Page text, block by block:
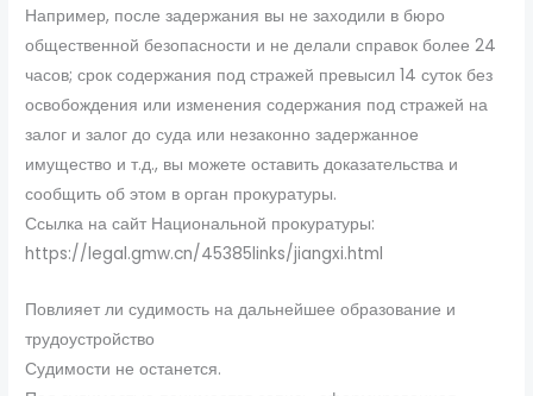
Например, после задержания вы не заходили в бюро
общественной безопасности и не делали справок более 24
часов; срок содержания под стражей превысил 14 суток без
освобождения или изменения содержания под стражей на
залог и залог до суда или незаконно задержанное
имущество и т.д., вы можете оставить доказательства и
сообщить об этом в орган прокуратуры.
Ссылка на сайт Национальной прокуратуры:
https://legal.gmw.cn/45385links/jiangxi.html
Повлияет ли судимость на дальнейшее образование и
трудоустройство
Судимости не останется.